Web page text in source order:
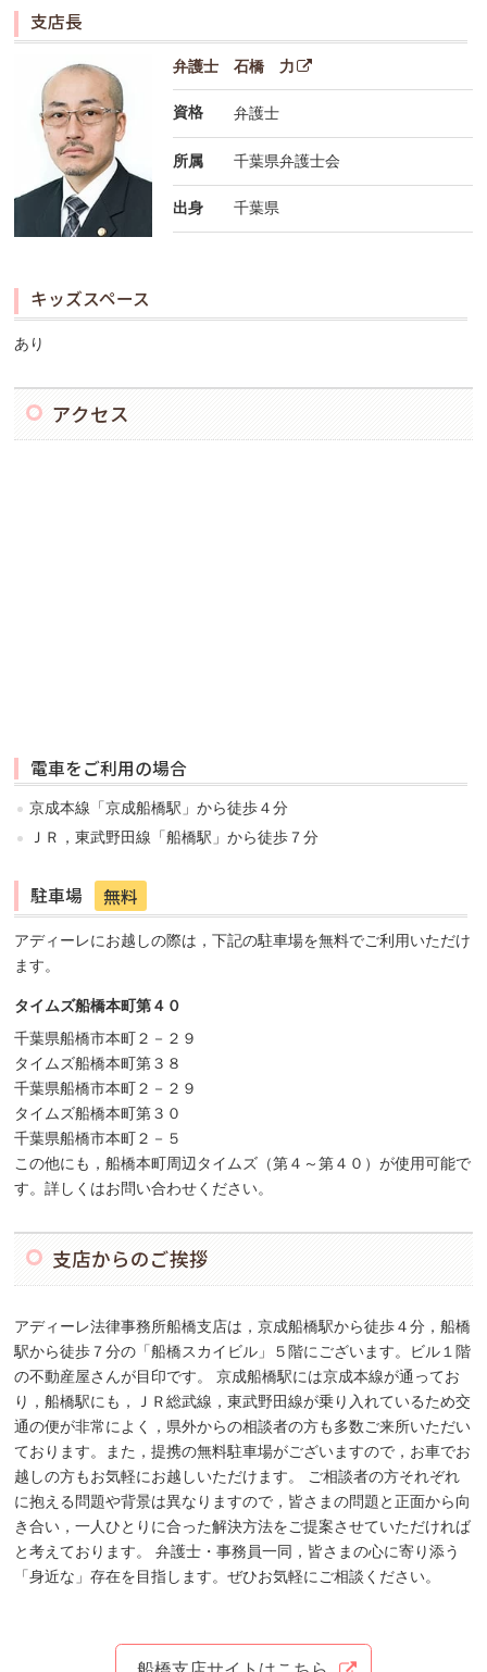
支店長
弁護士 石橋 力
資格 弁護士
所属 千葉県弁護士会
出身 千葉県
キッズスペース
あり
アクセス
電車をご利用の場合
京成本線「京成船橋駅」から徒歩４分
ＪＲ，東武野田線「船橋駅」から徒歩７分
駐車場 無料
アディーレにお越しの際は，下記の駐車場を無料でご利用いただけ
ます。
タイムズ船橋本町第４０
千葉県船橋市本町２－２９
タイムズ船橋本町第３８
千葉県船橋市本町２－２９
タイムズ船橋本町第３０
千葉県船橋市本町２－５
この他にも，船橋本町周辺タイムズ（第４～第４０）が使用可能で
す。詳しくはお問い合わせください。
支店からのご挨拶
アディーレ法律事務所船橋支店は，京成船橋駅から徒歩４分，船橋
駅から徒歩７分の「船橋スカイビル」５階にございます。ビル１階
の不動産屋さんが目印です。 京成船橋駅には京成本線が通ってお
り，船橋駅にも，ＪＲ総武線，東武野田線が乗り入れているため交
通の便が非常によく，県外からの相談者の方も多数ご来所いただい
ております。また，提携の無料駐車場がございますので，お車でお
越しの方もお気軽にお越しいただけます。 ご相談者の方それぞれ
に抱える問題や背景は異なりますので，皆さまの問題と正面から向
き合い，一人ひとりに合った解決方法をご提案させていただければ
と考えております。 弁護士・事務員一同，皆さまの心に寄り添う
「身近な」存在を目指します。ぜひお気軽にご相談ください。